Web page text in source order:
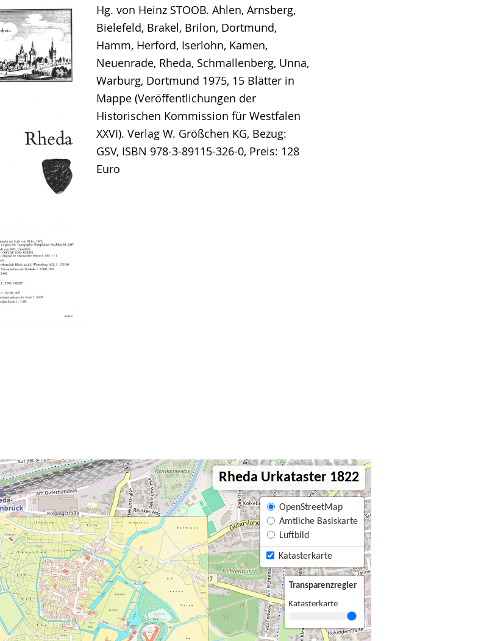
Hg. von Heinz STOOB. Ahlen, Arnsberg,
Bielefeld, Brakel, Brilon, Dortmund,
Hamm, Herford, Iserlohn, Kamen,
Neuenrade, Rheda, Schmallenberg, Unna,
Warburg, Dortmund 1975, 15 Blätter in
Mappe (Veröffentlichungen der
Historischen Kommission für Westfalen
XXVI). Verlag W. Größchen KG, Bezug:
GSV, ISBN 978-3-89115-326-0, Preis: 128
Euro